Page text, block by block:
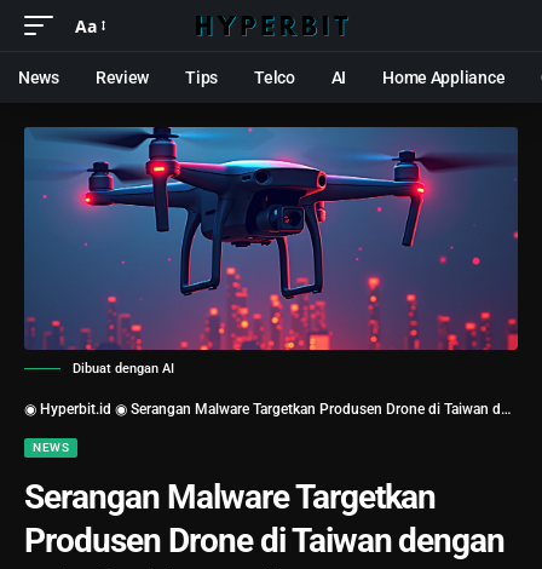
Aa
News Review Tips Telco AI Home Appliance
Dibuat dengan AI
◉ Hyperbit.id ◉ Serangan Malware Targetkan Produsen Drone di Taiwan dengan Teknik Side-Loading DLL
NEWS
Serangan Malware Targetkan
Produsen Drone di Taiwan dengan